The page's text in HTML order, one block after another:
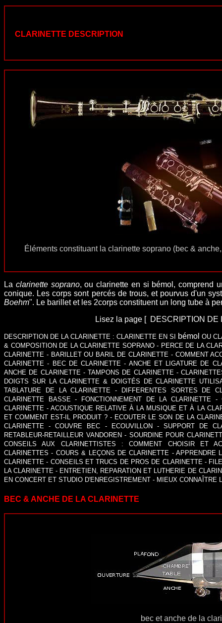
CLARINETTE DESCRIPTION
Éléments constituant la clarinette soprano (bec &
La clarinette soprano, ou clarinette en si bémol, comprend
conique. Les corps sont percés de trous, et pourvus d'un
Boehm". Le barillet et les 2corps constituent un long tube à
Lisez la page [ DESCRIPTION
DESCRIPTION DE LA CLARINETTE : CLARINETTE EN SI bémol OU
& COMPOSITION DE LA CLARINETTE SOPRANO- PERCE DE LA
CLARINETTE - BARILLET OU BARIL DE CLARINETTE- COMMENT
CLARINETTE - BEC DE CLARINETTE - ANCHEET LIGATURE DE
ANCHE DE CLARINETTE-TAMPONS DE CLARINETTE-
DOIGTS SUR LA CLARINETTE & DOIGTÉS DE CLARINETTE
TABLATURE DE LA CLARINETTE -
DIFFERENTES SORTES DE
CLARINETTE BASSE- FONCTIONNEMENT DE LA CLARINETTE-
CLARINETTE -ACOUSTIQUE RELATIVE À LA MUSIQUE ET À LA
ET COMMENT EST-IL PRODUIT ? - ECOUTER LE SON DE LA
CLARINETTE -COUVRE BEC - ECOUVILLON - SUPPORT DE
RETABLEUR-RETAILLEUR VANDOREN - SOURDINE POUR
CONSEILS AUX CLARINETTISTES :COMMENT CHOISIR ET
CLARINETTES - COURS & LEÇONS DE CLARINETTE - APPRENDRE
CLARINETTE - CONSEILS ET TRUCS DE PROS DE CLARINETTE -
LA CLARINETTE - ENTRETIEN, REPARATION ET LUTHERIE DE
EN CONCERT ET STUDIO D'ENREGISTREMENT - MIEUX CONNAÎTRE
BEC & ANCHE DE LA CLARINETTE
bec et anche de la